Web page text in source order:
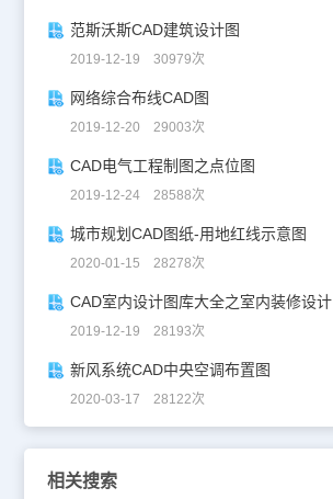
范斯沃斯CAD建筑设计图
2019-12-19 30979次
网络综合布线CAD图
2019-12-20 29003次
CAD电气工程制图之点位图
2019-12-24 28588次
城市规划CAD图纸-用地红线示意图
2020-01-15 28278次
CAD室内设计图库大全之室内装修设计
2019-12-19 28193次
新风系统CAD中央空调布置图
2020-03-17 28122次
相关搜索